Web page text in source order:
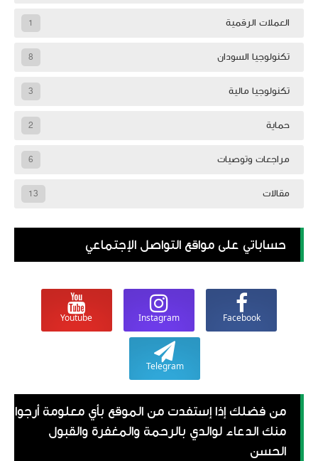
العملات الرقمية 1
تكنولوجيا السودان 8
تكنولوجيا مالية 3
حماية 2
مراجعات وتوصيات 6
مقالات 13
حساباتي على مواقع التواصل الإجتماعي
Facebook
Instagram
Youtube
Telegram
من فضلك إذا إستفدت من الموقع بأي معلومة أرجوا
منك الدعاء لوالدي بالرحمة والمغفرة والقبول
الحسن